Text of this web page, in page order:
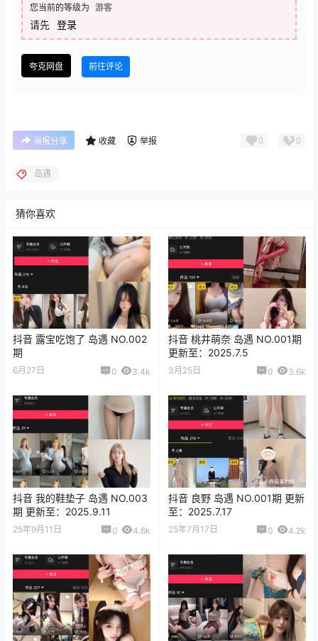
您当前的等级为 游客
请先 登录
夸克网盘 前往评论
海报分享 收藏 举报 0 0
岛遇
猜你喜欢
抖音 露宝吃饱了 岛遇 NO.002
期
6月27日 0 3.4k
抖音 桃井萌奈 岛遇 NO.001期
更新至：2025.7.5
3月25日 0 3.6k
抖音 我的鞋垫子 岛遇 NO.003
期 更新至：2025.9.11
25年9月11日 0 4.6k
抖音 良野 岛遇 NO.001期 更新
至：2025.7.17
25年7月17日 0 4.2k